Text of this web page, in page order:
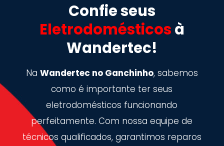
Confie seus
Eletrodomésticos à
Wandertec!
Na Wandertec no Ganchinho, sabemos
como é importante ter seus
eletrodomésticos funcionando
perfeitamente. Com nossa equipe de
técnicos qualificados, garantimos reparos